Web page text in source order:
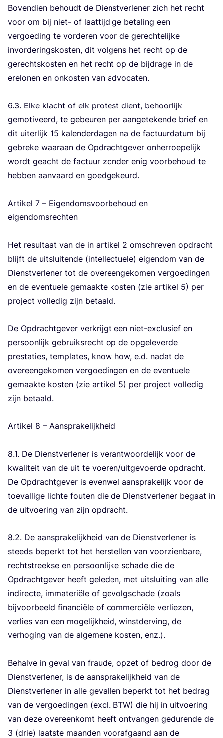
Boven­dien behoudt de Dienst­ver­le­ner zich het recht
voor om bij niet- of laat­tij­di­ge beta­ling een
ver­goe­ding te vor­de­ren voor de gerech­te­lij­ke
invor­de­rings­kos­ten, dit vol­gens het recht op de
gerechts­kos­ten en het recht op de bij­dra­ge in de
ere­lo­nen en onkos­ten van advo­ca­ten.
6.3. Elke klacht of elk pro­test dient, behoor­lijk
gemo­ti­veerd, te gebeu­ren per aan­ge­te­ken­de brief en
dit uiter­lijk 15 kalen­der­da­gen na de fac­tuur­da­tum bij
gebre­ke waar­aan de Opdracht­ge­ver onher­roe­pe­lijk
wordt geacht de fac­tuur zon­der enig voor­be­houd te
heb­ben aan­vaard en goed­ge­keurd.
Arti­kel 7 – Eigen­doms­voor­be­houd en
eigen­doms­rech­ten
Het resul­taat van de in arti­kel 2 omschre­ven opdracht
blijft de uit­slui­ten­de (intel­lec­tu­e­le) eigen­dom van de
Dienst­ver­le­ner tot de over­een­ge­ko­men ver­goe­din­gen
en de even­tu­e­le gemaak­te kos­ten (zie arti­kel 5) per
pro­ject vol­le­dig zijn betaald.
De Opdracht­ge­ver ver­krijgt een niet-exclu­sief en
per­soon­lijk gebruiks­recht op de opge­le­ver­de
pres­ta­ties, tem­pla­tes, know how, e.d. nadat de
over­een­ge­ko­men ver­goe­din­gen en de even­tu­e­le
gemaak­te kos­ten (zie arti­kel 5) per pro­ject vol­le­dig
zijn betaald.
Arti­kel 8 – Aan­spra­ke­lijk­heid
8.1. De Dienst­ver­le­ner is ver­ant­woor­de­lijk voor de
kwa­li­teit van de uit te voeren/​uitgevoerde opdracht.
De Opdracht­ge­ver is even­wel aan­spra­ke­lijk voor de
toe­val­li­ge lich­te fou­ten die de Dienst­ver­le­ner begaat in
de uit­voe­ring van zijn opdracht.
8.2. De aan­spra­ke­lijk­heid van de Dienst­ver­le­ner is
steeds beperkt tot het her­stel­len van voor­zien­ba­re,
recht­streek­se en per­soon­lij­ke scha­de die de
Opdracht­ge­ver heeft gele­den, met uit­slui­ting van alle
indi­rec­te, imma­te­ri­ë­le of gevolg­scha­de (zoals
bij­voor­beeld finan­ci­ë­le of com­mer­ci­ë­le ver­lie­zen,
ver­lies van een moge­lijk­heid, winst­der­ving, de
ver­ho­ging van de alge­me­ne kos­ten, enz.).
Behal­ve in geval van frau­de, opzet of bedrog door de
Dienst­ver­le­ner, is de aan­spra­ke­lijk­heid van de
Dienst­ver­le­ner in alle geval­len beperkt tot het bedrag
van de ver­goe­din­gen (excl. BTW) die hij in uit­voe­ring
van deze over­een­komt heeft ont­van­gen gedu­ren­de de
3 (drie) laat­ste maan­den voor­af­gaand aan de